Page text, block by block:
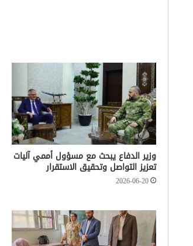
وزير الدفاع يبحث مع مسؤول أممي آليات
تعزيز التواصل وتحقيق الاستقرار
2026-06-20